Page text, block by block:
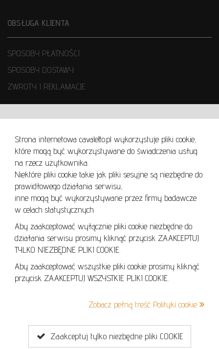
Strona internetowa cavaletto.pl wykorzystuje pliki cookie,
które mogą być wykorzystywane do świadczenia usług
na rzecz użytkownika.
Niektóre pliki cookie takie jak pliki sesyjne są niezbędne do
prawidłowego działania serwisu,
inne mogą być wykorzystywane przez firmy badawcze
w celach statystycznych.
Aby zaakceptować wyłącznie pliki cookie niezbędne do
działania serwisu prosimy kliknąć przycisk ZAAKCEPTUJ
TYLKO NIEZBĘDNE PLIKI COOKIE.
Aby zaakceptować wszystkie pliki cookie prosimy kliknąć
przycisk ZAAKCEPTUJ WSZYSTKIE PLIKI COOKIE.
Zobacz pełną treść Polityki cookie
Zaakceptuj tylko niezbędne pliki COOKIE
OBSŁUGA KLIENTA
SPOSOBY PŁATNOŚCI
SPOSOBY DOSTAWY
ZWROTY I REKLAMACJE
REGULAMIN
REGULAMIN AUKCJI
POLITYKA PRYWATNOŚCI
POLITYKA COOKIES
+48 605 240 157